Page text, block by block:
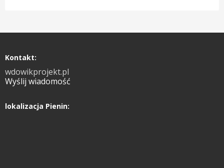
Kontakt:
wdowikprojekt.pl
Wyślij wiadomość
lokalizacja Pienin: